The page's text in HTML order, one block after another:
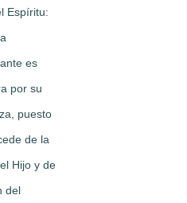
Espíritu:
es
por su
puesto
de la
Hijo y de
del